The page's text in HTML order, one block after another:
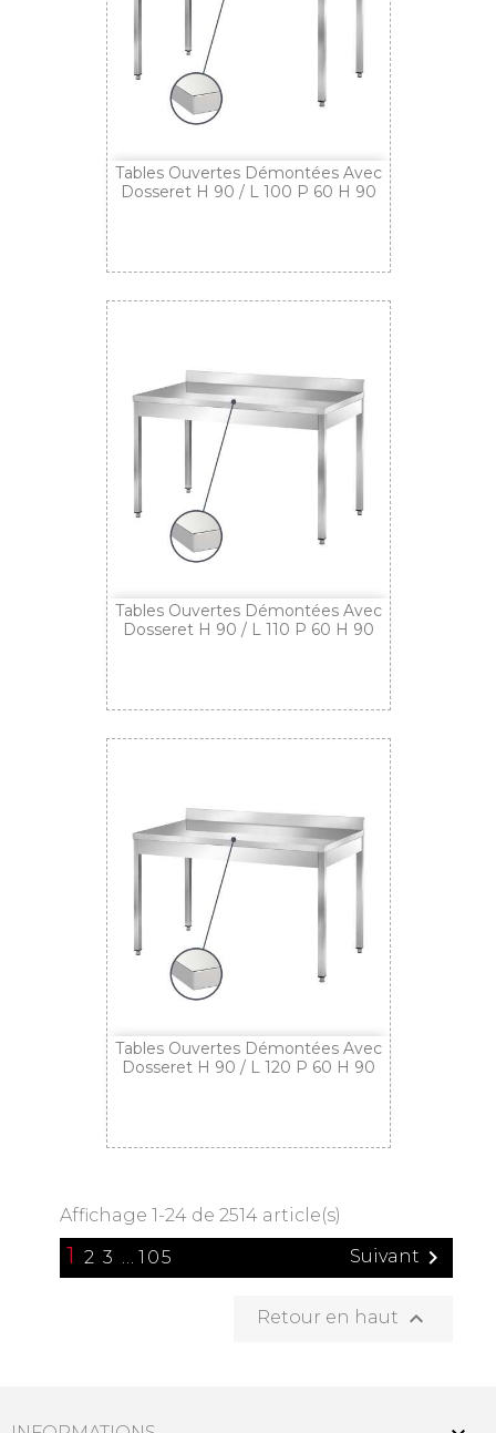
Tables Ouvertes Démontées Avec
Dosseret H 90 / L 100 P 60 H 90
Tables Ouvertes Démontées Avec
Dosseret H 90 / L 110 P 60 H 90
Tables Ouvertes Démontées Avec
Dosseret H 90 / L 120 P 60 H 90
Affichage 1-24 de 2514 article(s)
1 2 3 … 105 Suivant 
Retour en haut 